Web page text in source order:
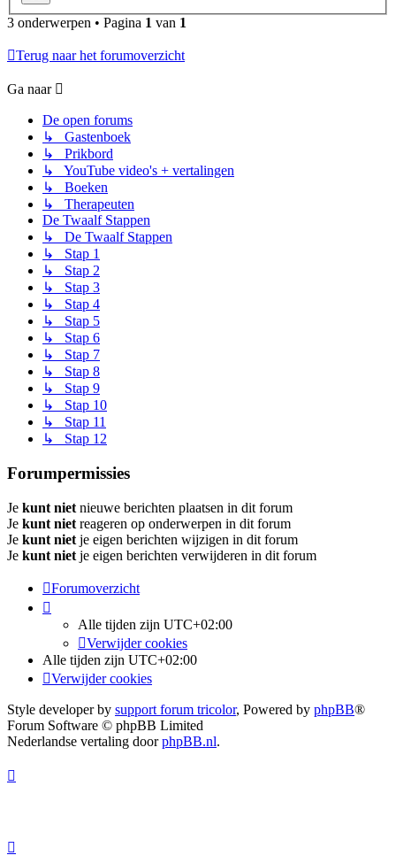
3 onderwerpen • Pagina 1 van 1
Terug naar het forumoverzicht
Ga naar
De open forums
↳ Gastenboek
↳ Prikbord
↳ YouTube video's + vertalingen
↳ Boeken
↳ Therapeuten
De Twaalf Stappen
↳ De Twaalf Stappen
↳ Stap 1
↳ Stap 2
↳ Stap 3
↳ Stap 4
↳ Stap 5
↳ Stap 6
↳ Stap 7
↳ Stap 8
↳ Stap 9
↳ Stap 10
↳ Stap 11
↳ Stap 12
Forumpermissies
Je kunt niet nieuwe berichten plaatsen in dit forum
Je kunt niet reageren op onderwerpen in dit forum
Je kunt niet je eigen berichten wijzigen in dit forum
Je kunt niet je eigen berichten verwijderen in dit forum
Forumoverzicht
Alle tijden zijn UTC+02:00
Verwijder cookies
Alle tijden zijn UTC+02:00
Verwijder cookies
Style developer by support forum tricolor, Powered by phpBB®
Forum Software © phpBB Limited
Nederlandse vertaling doorphpBB.nl.